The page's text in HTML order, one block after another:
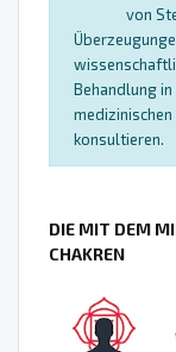
von
Behandlung
konsultieren.
DIE MIT DEM
CHAKREN